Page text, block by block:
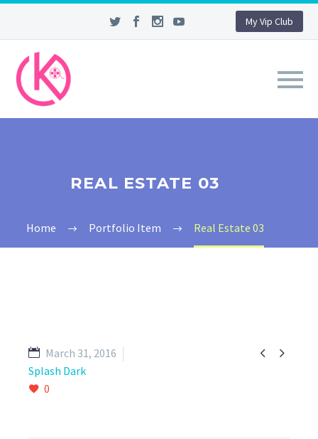
My Vip Club
REAL ESTATE 03
Home Portfolio Item Real Estate 03
 
March 31, 2016
Splash Dark
0